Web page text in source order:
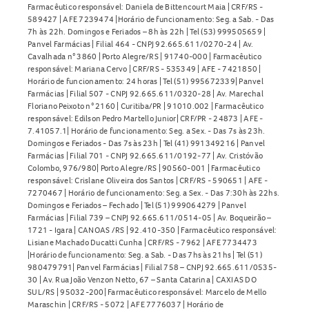
Farmacêutico responsável: Daniela de Bittencourt Maia | CRF/RS -
589427 | AFE 7239474 |Horário de funcionamento: Seg. a Sab. - Das
7h às 22h. Domingos e Feriados – 8h às 22h | Tel (53) 999505659 |
Panvel Farmácias | Filial 464 - CNPJ 92.665.611/0270-24 | Av.
Cavalhada n° 3860 | Porto Alegre/RS | 91740-000 | Farmacêutico
responsável: Mariana Cervo | CRF/RS - 535349 | AFE - 7421850 |
Horário de funcionamento: 24 horas | Tel (51) 995672339| Panvel
Farmácias | Filial 507 - CNPJ 92.665.611/0320-28 | Av. Marechal
Floriano Peixoto n° 2160 | Curitiba/PR | 91010.002 | Farmacêutico
responsável: Edilson Pedro Martello Junior| CRF/PR - 24873 | AFE -
7.41057.1| Horário de funcionamento: Seg. a Sex. - Das 7s às 23h.
Domingos e Feriados - Das 7s às 23h | Tel (41) 991349216 | Panvel
Farmácias | Filial 701 - CNPJ 92.665.611/0192-77 | Av. Cristóvão
Colombo, 976/980| Porto Alegre/RS | 90560-001 | Farmacêutico
responsável: Crislane Oliveira dos Santos | CRF/RS - 590651 | AFE -
7270467 | Horário de funcionamento: Seg. a Sex. - Das 7:30h às 22hs.
Domingos e Feriados – Fechado | Tel (51) 999064279 | Panvel
Farmácias | Filial 739 – CNPJ 92.665.611/0514-05 | Av. Boqueirão –
1721 - Igara | CANOAS /RS | 92.410-350 | Farmacêutico responsável:
Lisiane Machado Ducatti Cunha | CRF/RS - 7962 | AFE 7734473
|Horário de funcionamento: Seg. a Sab. - Das 7hs às 21hs | Tel (51)
980479791| Panvel Farmácias | Filial 758 – CNPJ 92.665.611/0535-
30 | Av. Rua João Venzon Netto, 67 – Santa Catarina | CAXIAS DO
SUL/RS | 95032-200| Farmacêutico responsável: Marcelo de Mello
Maraschin | CRF/RS - 5072 | AFE 7776037 | Horário de